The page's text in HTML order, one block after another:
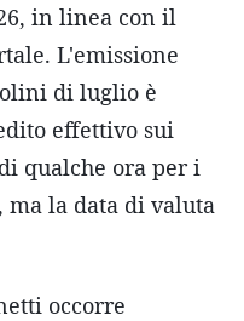
in linea con il
L'emissione
di luglio è
effettivo sui
qualche ora per i
la data di valuta
occorre